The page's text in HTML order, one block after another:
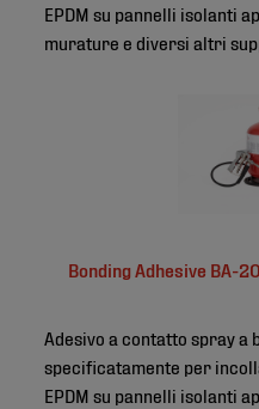
EPDM su pannelli isolanti
murature e diversi altri
Bonding Adhesive BA-
Adesivo a contatto spray a
specificatamente per
EPDM su pannelli isolanti